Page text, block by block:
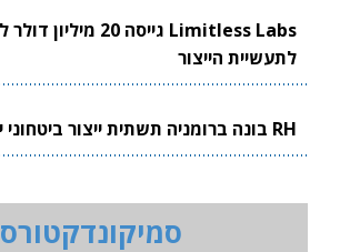
לתעשיית הייצור
RH בונה ברומניה תשתית ייצור ביטחוני ישראלית
סמיקונדקטורס